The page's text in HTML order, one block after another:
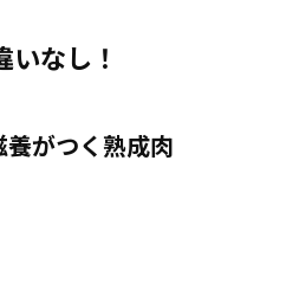
なし！
がつく熟成肉